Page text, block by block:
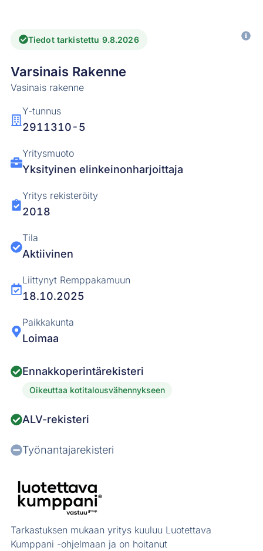
Tiedot tarkistettu 9.8.2026
Varsinais Rakenne
Vasinais rakenne
Y-tunnus
2911310-5
Yritysmuoto
Yksityinen elinkeinonharjoittaja
Yritys rekisteröity
2018
Tila
Aktiivinen
Liittynyt Remppakamuun
18.10.2025
Paikkakunta
Loimaa
Ennakkoperintärekisteri
Oikeuttaa kotitalousvähennykseen
ALV-rekisteri
Työnantajarekisteri
Tarkastuksen mukaan yritys kuuluu Luotettava
Kumppani -ohjelmaan ja on hoitanut